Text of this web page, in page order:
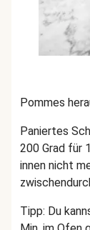
Pommes
Paniertes
200 Grad für
innen nicht
Tipp: Du